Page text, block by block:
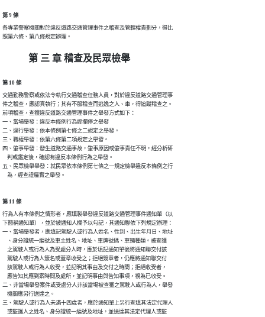
第 9 條
各專業警察機關對於違反道路交通管理事件之稽查及管轄權責劃分，得比
照第六條、第八條規定辦理。
第 三 章 稽查及民眾檢舉
第 10 條
交通勤務警察或依法令執行交通稽查任務人員，對於違反道路交通管理事
件之稽查，應認真執行；其有不服稽查而逃逸之人、車，得追蹤稽查之。
前項稽查，查獲違反道路交通管理事件之舉發方式如下：
一、當場舉發：違反本條例行為經攔停之舉發
二、逕行舉發：依本條例第七條之二規定之舉發。
三、職權舉發：依第六條第二項規定之舉發。
四、肇事舉發：發生道路交通事故，肇事原因或肇事責任不明，經分析研
    判或鑑定後，確認有違反本條例行為之舉發。
五、民眾檢舉舉發：就民眾依本條例第七條之一規定檢舉違反本條例之行
    為，經查證屬實之舉發。
第 11 條
行為人有本條例之情形者，應填製舉發違反道路交通管理事件通知單（以
下簡稱通知單），並於被通知人欄予以勾記，其通知聯依下列規定辦理：
一、當場舉發者，應填記駕駛人或行為人姓名、性別、出生年月日、地址
    、身分證統一編號及車主姓名、地址、車牌號碼、車輛種類。被查獲
    之駕駛人或行為人為受處分人時，應於填記通知單後將通知聯交付該
    駕駛人或行為人簽名或蓋章收受之；拒絕簽章者，仍應將通知聯交付
    該駕駛人或行為人收受，並記明其事由及交付之時間；拒絕收受者，
    應告知其應到案時間及處所，並記明事由與告知事項，視為已收受。
二、非當場舉發案件或受處分人非該當場被查獲之駕駛人或行為人，舉發
    機關應另行送達之。
三、駕駛人或行為人未滿十四歲者，應於通知單上另行查填其法定代理人
    或監護人之姓名、身分證統一編號及地址，並送達其法定代理人或監